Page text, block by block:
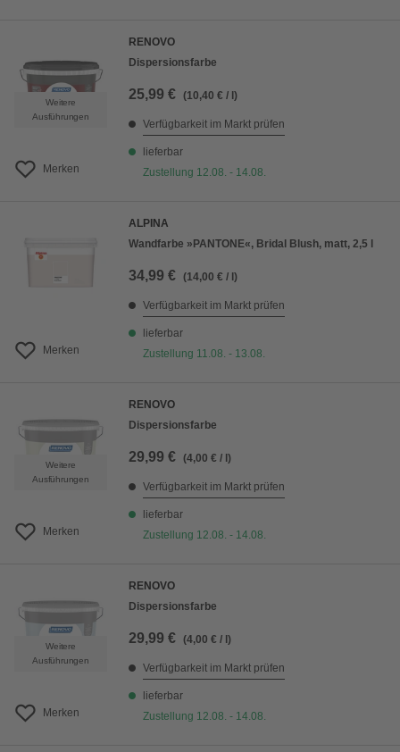
Weitere
Ausführungen
Merken
RENOVO
Dispersionsfarbe
25,99 € (10,40 € / l)
Verfügbarkeit im Markt prüfen
lieferbar
Zustellung 12.08. - 14.08.
Merken
ALPINA
Wandfarbe »PANTONE«, Bridal Blush, matt, 2,5 l
34,99 € (14,00 € / l)
Verfügbarkeit im Markt prüfen
lieferbar
Zustellung 11.08. - 13.08.
Weitere
Ausführungen
Merken
RENOVO
Dispersionsfarbe
29,99 € (4,00 € / l)
Verfügbarkeit im Markt prüfen
lieferbar
Zustellung 12.08. - 14.08.
Weitere
Ausführungen
Merken
RENOVO
Dispersionsfarbe
29,99 € (4,00 € / l)
Verfügbarkeit im Markt prüfen
lieferbar
Zustellung 12.08. - 14.08.